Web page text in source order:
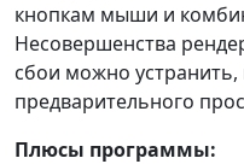
кнопкам мыши и
Несовершенства
сбои можно
предварительного
Плюсы программы: